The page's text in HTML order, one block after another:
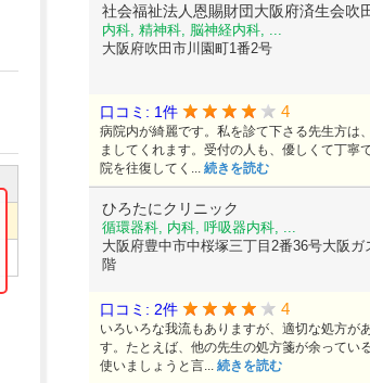
社会福祉法人恩賜財団大阪府済生会吹
内科, 精神科, 脳神経内科, ...
大阪府吹田市川園町1番2号
口コミ: 1件 4
病院内が綺麗です。私を診て下さる先生方は
ましてくれます。受付の人も、優しくて丁寧
院を往復してく... 続きを読む
ひろたにクリニック
循環器科, 内科, 呼吸器内科, ...
大阪府豊中市中桜塚三丁目2番36号大阪ガ
階
口コミ: 2件 4
いろいろな我流もありますが、適切な処方が
す。たとえば、他の先生の処方箋が余ってい
使いましょうと言... 続きを読む